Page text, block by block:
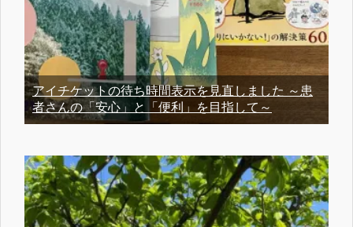
アイチケットの待ち時間表示を見直しました ～患
者さんの「安心」と「便利」を目指して～